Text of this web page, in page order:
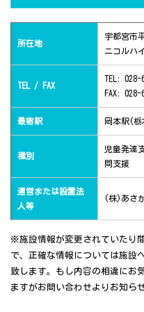
所在地
宇都宮市
ニコルハ
TEL / FAX
TEL: 028-
FAX: 028-
最寄駅 岡本駅(栃
種別
児童発達
問支援
運営または設置法
人等
(株)あさ
※施設情報が変更されていたり
で、正確な情報については施設
致します。もし内容の相違にお
ますがお問い合わせよりお知ら